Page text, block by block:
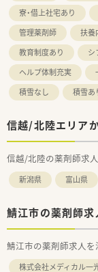
寮・借上社宅あり
管理薬剤師
扶養
教育制度あり
シ
ヘルプ体制充実
積雪なし
積雪あ
信越/北陸エリア
信越/北陸の薬剤師求
新潟県 富山県
鯖江市の薬剤師
鯖江市の薬剤師求人を
株式会社メディカル一